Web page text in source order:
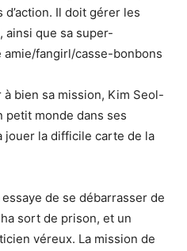
d’action. Il doit gérer les
ainsi que sa super-
fangirl/casse-bonbons
bien sa mission, Kim Seol-
petit monde dans ses
jouer la difficile carte de la
de se débarrasser de
sort de prison, et un
véreux. La mission de